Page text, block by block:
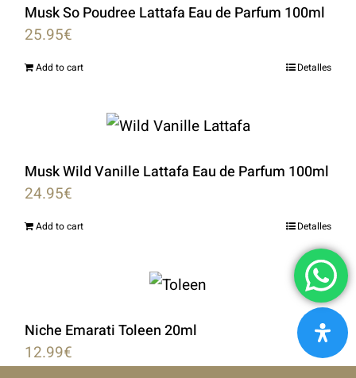
Musk So Poudree Lattafa Eau de Parfum 100ml
25.95€
Add to cart Detalles
Musk Wild Vanille Lattafa Eau de Parfum 100ml
24.95€
Add to cart Detalles
Niche Emarati Toleen 20ml
12.99€